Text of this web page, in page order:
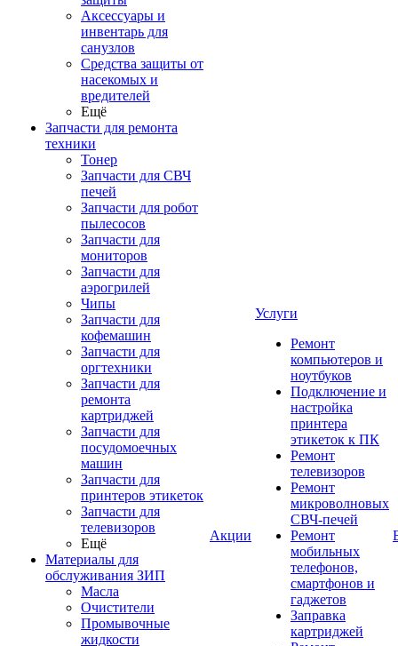
Аксессуары и
инвентарь для
санузлов
Средства защиты от
насекомых и
вредителей
Ещё
Запчасти для ремонта
техники
Тонер
Запчасти для СВЧ
печей
Запчасти для робот
пылесосов
Запчасти для
мониторов
Запчасти для
аэрогрилей
Чипы
Запчасти для
кофемашин
Запчасти для
оргтехники
Запчасти для
ремонта
картриджей
Запчасти для
посудомоечных
машин
Запчасти для
принтеров этикеток
Запчасти для
телевизоров
Ещё
Материалы для
обслуживания ЗИП
Масла
Очистители
Промывочные
жидкости
Акции
Услуги
Ремонт
компьютеров и
ноутбуков
Подключение и
настройка
принтера
этикеток к ПК
Ремонт
телевизоров
Ремонт
микроволновых
СВЧ-печей
Ремонт
мобильных
телефонов,
смартфонов и
гаджетов
Заправка
картриджей